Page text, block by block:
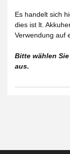
Es handelt sich
dies ist lt.
Verwendung auf
Bitte wählen
aus.